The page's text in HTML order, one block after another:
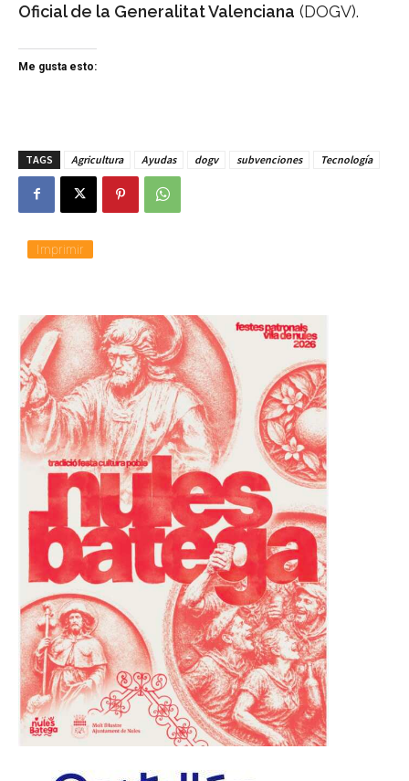
Oficial de la Generalitat Valenciana (DOGV).
Me gusta esto:
TAGS Agricultura Ayudas dogv subvenciones Tecnología
Imprimir